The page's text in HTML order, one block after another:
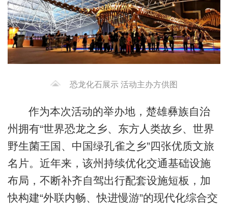
恐龙化石展示 活动主办方供图
作为本次活动的举办地，楚雄彝族自治
州拥有“世界恐龙之乡、东方人类故乡、世界
野生菌王国、中国绿孔雀之乡”四张优质文旅
名片。近年来，该州持续优化交通基础设施
布局，不断补齐自驾出行配套设施短板，加
快构建“外联内畅、快进慢游”的现代化综合交